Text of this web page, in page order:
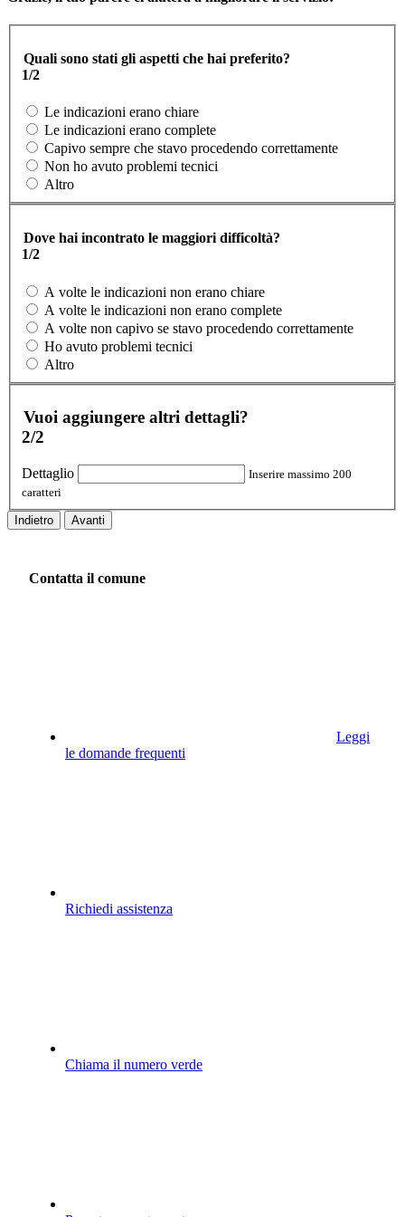
Quali sono stati gli aspetti che hai preferito?
1/2
Le indicazioni erano chiare
Le indicazioni erano complete
Capivo sempre che stavo procedendo correttamente
Non ho avuto problemi tecnici
Altro
Dove hai incontrato le maggiori difficoltà?
1/2
A volte le indicazioni non erano chiare
A volte le indicazioni non erano complete
A volte non capivo se stavo procedendo correttamente
Ho avuto problemi tecnici
Altro
Vuoi aggiungere altri dettagli?
2/2
Dettaglio
Inserire massimo 200
caratteri
Indietro Avanti
Contatta il comune
Leggi
le domande frequenti
Richiedi assistenza
Chiama il numero verde